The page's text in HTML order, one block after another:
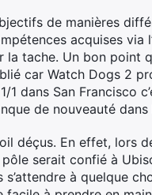
de manières
acquises via
tache. Un bon point
car Watch Dogs 2
dans San Francisco
de nouveauté
déçus. En effet, lors
pôle serait confié à
à quelque